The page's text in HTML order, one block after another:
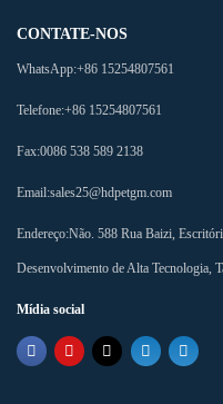
CONTATE-NOS
WhatsApp:+86 15254807561
Telefone:+86 15254807561
Fax:0086 538 589 2138
Email:sales25@hdpetgm.com
Endereço:Não. 588 Rua Baizi,
Desenvolvimento de Alta Tecnologia,
Mídia social